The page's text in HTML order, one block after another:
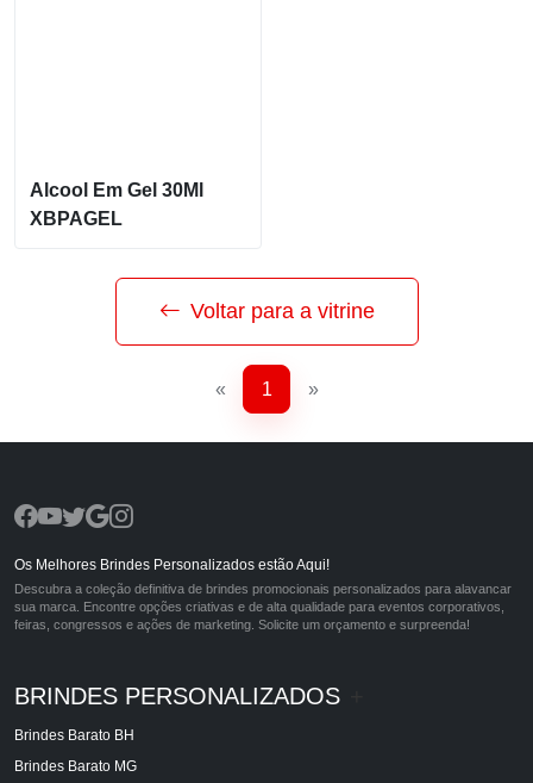
Alcool Em Gel 30Ml
XBPAGEL
Voltar para a vitrine
« 1 »
Os Melhores Brindes Personalizados estão Aqui!
Descubra a coleção definitiva de brindes promocionais personalizados para alavancar
sua marca. Encontre opções criativas e de alta qualidade para eventos corporativos,
feiras, congressos e ações de marketing. Solicite um orçamento e surpreenda!
BRINDES PERSONALIZADOS
Brindes Barato BH
Brindes Barato MG